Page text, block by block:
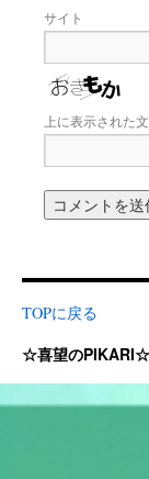
サイト
上に表示された
TOPに戻る
☆喜望の